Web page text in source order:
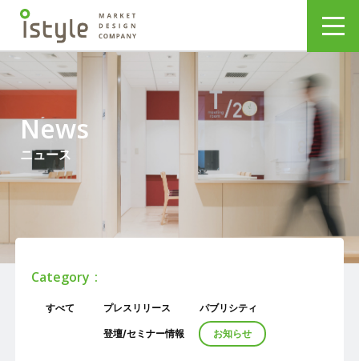
News
ニュース
Category
すべて プレスリリース パブリシティ
登壇/セミナー情報 お知らせ